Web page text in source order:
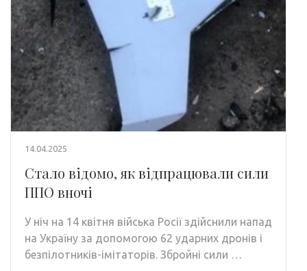
14.04.2025
Стало відомо, як відпрацювали сили
ППО вночі
У ніч на 14 квітня війська Росії здійснили напад
на Україну за допомогою 62 ударних дронів і
безпілотників-імітаторів. Збройні сили …